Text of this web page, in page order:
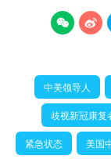
 
中美领导人
歧视新冠康复
紧急状态 美国